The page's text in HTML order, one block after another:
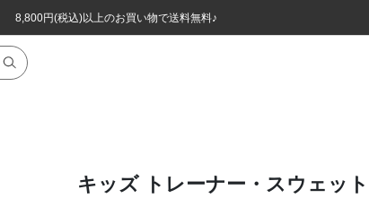
8,800円(税込)以上のお買い物で送料無料♪
ほぼ全品半額！！8/12(水)お昼12:59まで！！
8,800円(税込)以上のお買い物で送料無料♪
ほぼ全品半額！！8/12(水)お昼12:59まで！！
キッズ トレーナー・スウェット